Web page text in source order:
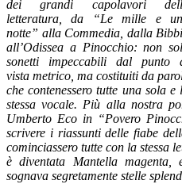
dei grandi capolavori
letteratura, da “Le mille e
notte” alla Commedia, dalla
all’Odissea a Pinocchio: non
sonetti impeccabili dal punto
vista metrico, ma costituiti da
che contenessero tutte una sola e
stessa vocale. Più alla nostra
Umberto Eco in “Povero
scrivere i riassunti delle fiabe
cominciassero tutte con la stessa
è diventata Mantella magenta,
sognava segretamente stelle